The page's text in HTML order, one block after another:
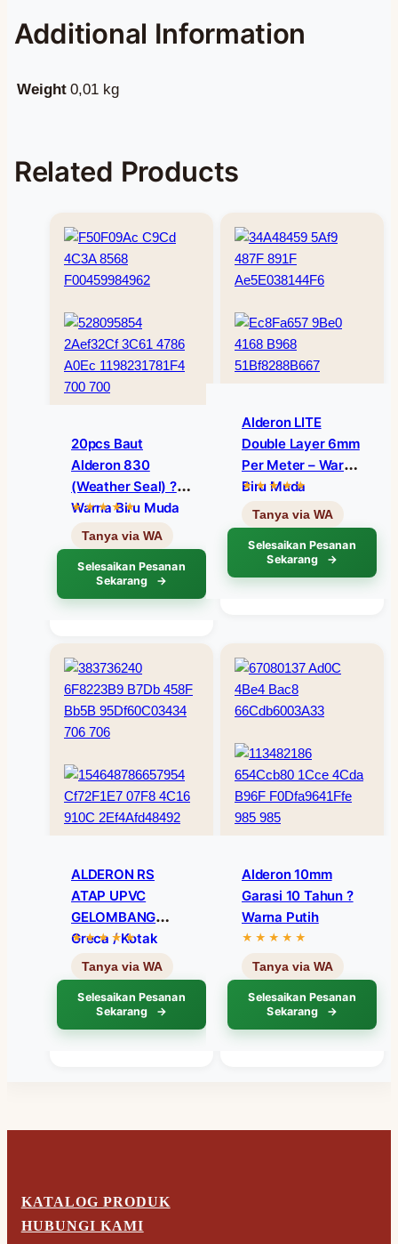
Additional Information
Weight 0,01 kg
Related Products
20pcs Baut
Alderon 830
(Weather Seal) ?
Warna Biru Muda
Selesaikan Pesanan
Sekarang
Alderon LITE
Double Layer 6mm
Per Meter – Warna
Biru Muda
Selesaikan Pesanan
Sekarang
ALDERON RS
ATAP UPVC
GELOMBANG
Greca / Kotak
(Harga Per Mtr
Lari) ? Warna Abu-
Abu
Selesaikan Pesanan
Sekarang
Alderon 10mm
Garasi 10 Tahun ?
Warna Putih
Selesaikan Pesanan
Sekarang
KATALOG PRODUK
HUBUNGI KAMI